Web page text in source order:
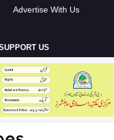
Advertise With Us
US